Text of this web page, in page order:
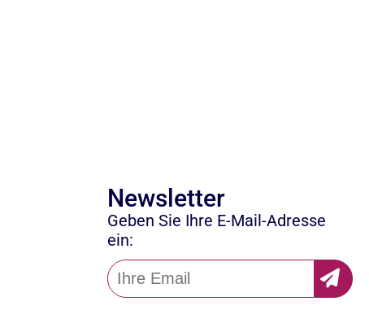
Newsletter
Geben Sie Ihre E-Mail-Adresse
ein: